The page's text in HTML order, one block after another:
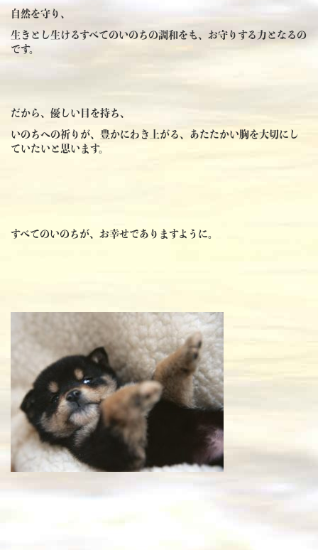
自然を守り、
生きとし生けるすべてのいのちの調和をも、お守りする力となるの
です。
だから、優しい目を持ち、
いのちへの祈りが、豊かにわき上がる、あたたかい胸を大切にし
ていたいと思います。
すべてのいのちが、お幸せでありますように。